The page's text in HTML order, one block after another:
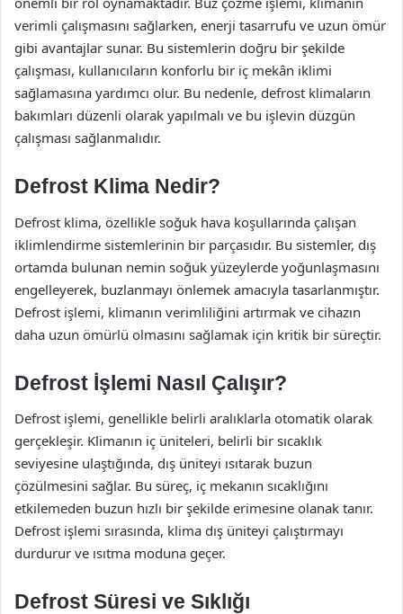
verimli çalışmasını sağlarken, enerji tasarrufu ve uzun ömür
gibi avantajlar sunar. Bu sistemlerin doğru bir şekilde
çalışması, kullanıcıların konforlu bir iç mekân iklimi
sağlamasına yardımcı olur. Bu nedenle, defrost klimaların
bakımları düzenli olarak yapılmalı ve bu işlevin düzgün
çalışması sağlanmalıdır.
Defrost Klima Nedir?
Defrost klima, özellikle soğuk hava koşullarında çalışan
iklimlendirme sistemlerinin bir parçasıdır. Bu sistemler, dış
ortamda bulunan nemin soğuk yüzeylerde yoğunlaşmasını
engelleyerek, buzlanmayı önlemek amacıyla tasarlanmıştır.
Defrost işlemi, klimanın verimliliğini artırmak ve cihazın
daha uzun ömürlü olmasını sağlamak için kritik bir süreçtir.
Defrost İşlemi Nasıl Çalışır?
Defrost işlemi, genellikle belirli aralıklarla otomatik olarak
gerçekleşir. Klimanın iç üniteleri, belirli bir sıcaklık
seviyesine ulaştığında, dış üniteyi ısıtarak buzun
çözülmesini sağlar. Bu süreç, iç mekanın sıcaklığını
etkilemeden buzun hızlı bir şekilde erimesine olanak tanır.
Defrost işlemi sırasında, klima dış üniteyi çalıştırmayı
durdurur ve ısıtma moduna geçer.
Defrost Süresi ve Sıklığı